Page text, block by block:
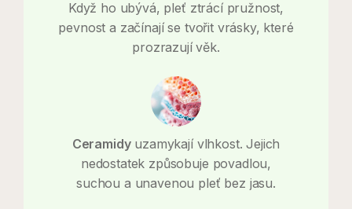
Když ho ubývá, pleť ztrácí pružnost,
pevnost a začínají se tvořit vrásky, které
prozrazují věk.
Ceramidyuzamykají vlhkost. Jejich
nedostatek způsobuje povadlou,
suchou a unavenou pleť bez jasu.